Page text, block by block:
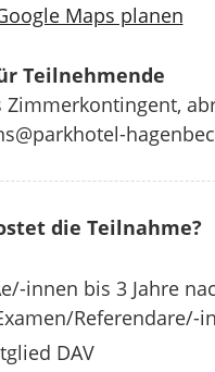
Maps planen
Teilnehmende
Zimmerkontingent,
die Teilnahme?
innen bis 3 Jahre
Referendare/-
DAV